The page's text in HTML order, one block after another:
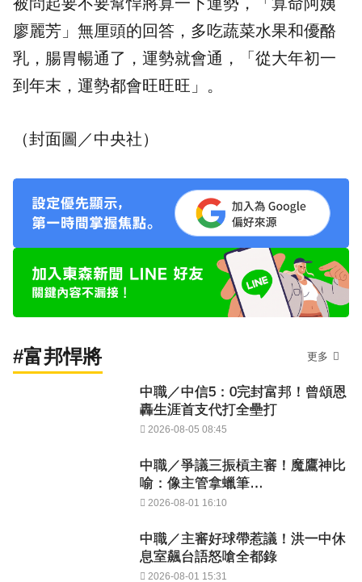
廖麗芳」無厘頭的回答，多吃蔬菜水果和優酪
乳，腸胃暢通了，運勢就會通，「從大年初一
到年末，運勢都會旺旺旺」。
（封面圖／中央社）
#富邦悍將 更多
中職／中信5：0完封富邦！曾頌恩
轟生涯首支代打全壘打
2026-08-05 08:45
中職／爭議三振槓主審！魔鷹神比
喻：像主管拿蠟筆…
2026-08-01 16:10
中職／主審好球帶惹議！洪一中休
息室飆台語怒嗆全都錄
2026-08-01 15:31